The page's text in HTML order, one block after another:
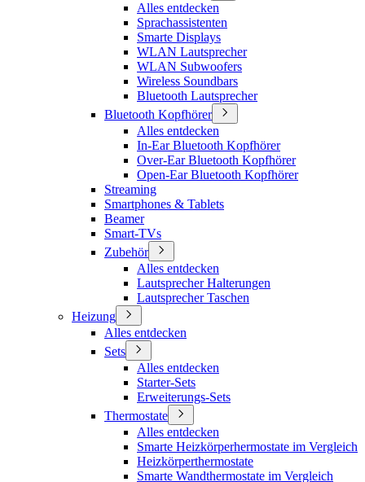
Alles entdecken
Sprachassistenten
Smarte Displays
WLAN Lautsprecher
WLAN Subwoofers
Wireless Soundbars
Bluetooth Lautsprecher
Bluetooth Kopfhörer
Alles entdecken
In-Ear Bluetooth Kopfhörer
Over-Ear Bluetooth Kopfhörer
Open-Ear Bluetooth Kopfhörer
Streaming
Smartphones & Tablets
Beamer
Smart-TVs
Zubehör
Alles entdecken
Lautsprecher Halterungen
Lautsprecher Taschen
Heizung
Alles entdecken
Sets
Alles entdecken
Starter-Sets
Erweiterungs-Sets
Thermostate
Alles entdecken
Smarte Heizkörperhermostate im Vergleich
Heizkörperthermostate
Smarte Wandthermostate im Vergleich